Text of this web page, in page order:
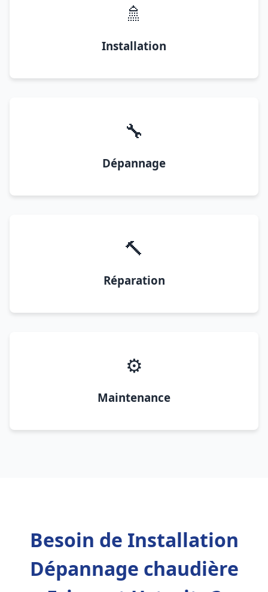
🚿
Installation
🔧
Dépannage
🔨
Réparation
⚙️
Maintenance
Besoin de Installation
Dépannage chaudière